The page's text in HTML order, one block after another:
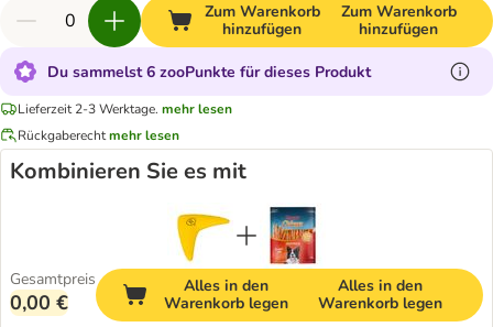
Zum Warenkorb
hinzufügen
Zum Warenkorb
hinzufügen
Du sammelst 6 zooPunkte für dieses Produkt
Lieferzeit 2-3 Werktage. mehr lesen
Rückgaberechtmehr lesen
Kombinieren Sie es mit
Gesamtpreis
0,00 €
Alles in den
Warenkorb legen
Alles in den
Warenkorb legen